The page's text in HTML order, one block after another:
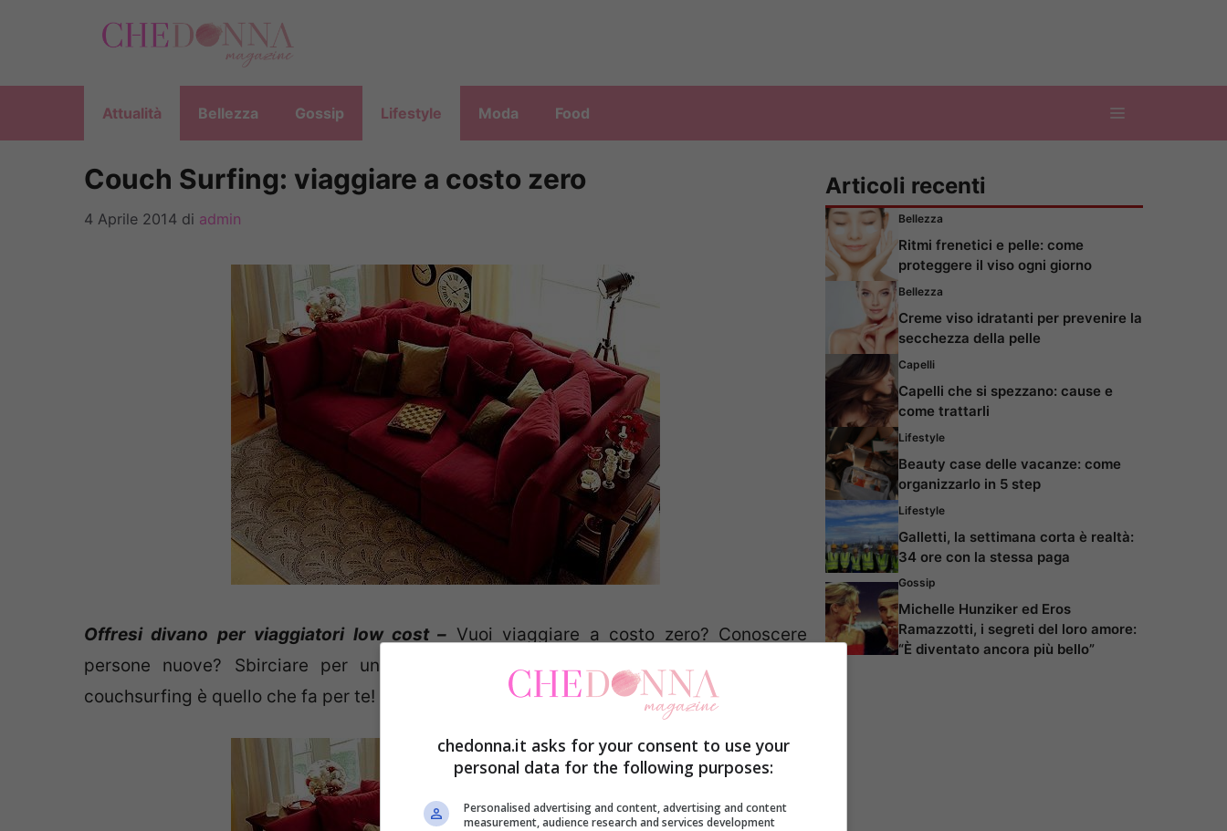
Attualità Bellezza Gossip Lifestyle Moda Food
Couch Surfing: viaggiare a costo zero
4 Aprile 2014 di admin
Offresi divano per viaggiatori low cost – Vuoi viaggiare a costo zero? Conoscere
persone nuove? Sbirciare per un paio di giorni nella “vita” di qualcun altro? Il
couchsurfing è quello che fa per te!
Articoli recenti
Bellezza
Ritmi frenetici e pelle: come
proteggere il viso ogni giorno
Bellezza
Creme viso idratanti per prevenire la
secchezza della pelle
Capelli
Capelli che si spezzano: cause e
come trattarli
Lifestyle
Beauty case delle vacanze: come
organizzarlo in 5 step
Lifestyle
Galletti, la settimana corta è realtà:
34 ore con la stessa paga
Gossip
Michelle Hunziker ed Eros
Ramazzotti, i segreti del loro amore:
“È diventato ancora più bello”
chedonna.it asks for your consent to use your
personal data for the following purposes:
Personalised advertising and content, advertising and content
measurement, audience research and services development